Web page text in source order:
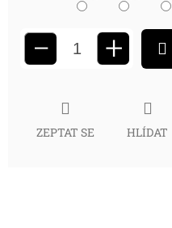
− +
ZEPTAT SE HLÍDAT